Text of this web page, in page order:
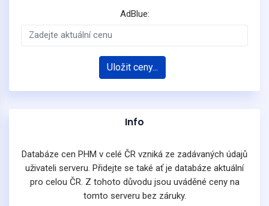
AdBlue:
Uložit ceny...
Info
Databáze cen PHM v celé ČR vzniká ze zadávaných údajů
uživateli serveru. Přidejte se také ať je databáze aktuální
pro celou ČR. Z tohoto důvodu jsou uváděné ceny na
tomto serveru bez záruky.